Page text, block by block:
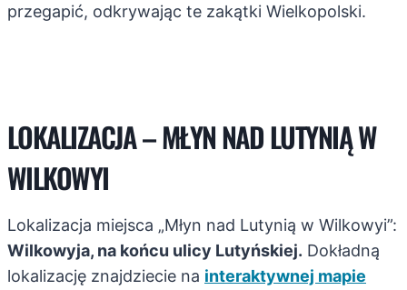
przegapić, odkrywając te zakątki Wielkopolski.
LOKALIZACJA – MŁYN NAD LUTYNIĄ W
WILKOWYI
Lokalizacja miejsca „Młyn nad Lutynią w Wilkowyi”:
Wilkowyja, na końcu ulicy Lutyńskiej. Dokładną
lokalizację znajdziecie na interaktywnej mapie